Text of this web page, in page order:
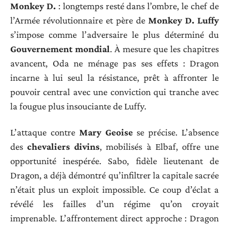
Monkey D.: longtemps resté dans l’ombre, le chef de
l’Armée révolutionnaire et père de Monkey D. Luffy
s’impose comme l’adversaire le plus déterminé du
Gouvernement mondial. À mesure que les chapitres
avancent, Oda ne ménage pas ses effets : Dragon
incarne à lui seul la résistance, prêt à affronter le
pouvoir central avec une conviction qui tranche avec
la fougue plus insouciante de Luffy.
L’attaque contre Mary Geoisese précise. L’absence
deschevaliers divins, mobilisés à Elbaf, offre une
opportunité inespérée. Sabo, fidèle lieutenant de
Dragon, a déjà démontré qu’infiltrer la capitale sacrée
n’était plus un exploit impossible. Ce coup d’éclat a
révélé les failles d’un régime qu’on croyait
imprenable. L’affrontement direct approche : Dragon